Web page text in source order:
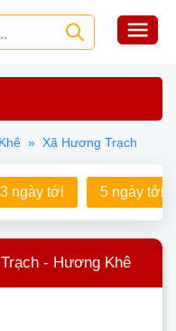
» Xã Hương Trạch
3 ngày tới 5 ngày tới
- Hương Khê